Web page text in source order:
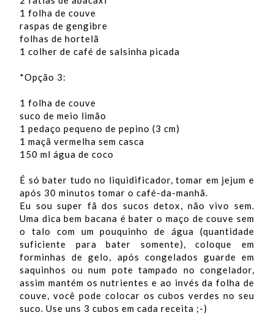
1 folha de couve
raspas de gengibre
folhas de hortelã
1 colher de café de salsinha picada
*Opção 3:
1 folha de couve
suco de meio limão
1 pedaço pequeno de pepino (3 cm)
1 maçã vermelha sem casca
150 ml água de coco
É só bater tudo no liquidificador, tomar em jejum e
após 30 minutos tomar o café-da-manhã.
Eu sou super fã dos sucos detox, não vivo sem.
Uma dica bem bacana é bater o maço de couve sem
o talo com um pouquinho de água (quantidade
suficiente para bater somente), coloque em
forminhas de gelo, após congelados guarde em
saquinhos ou num pote tampado no congelador,
assim mantém os nutrientes e ao invés da folha de
couve, você pode colocar os cubos verdes no seu
suco. Use uns 3 cubos em cada receita ;-)